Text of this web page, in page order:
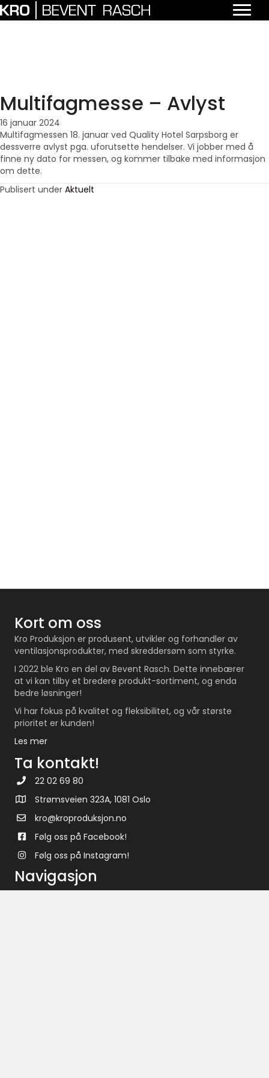
Multifagmesse – Avlyst
16 januar 2024
Multifagmessen 18. januar ved Quality Hotel Sarpsborg er
dessverre avlyst pga. uforutsette hendelser. Vi jobber med å
finne ny dato for messen, og kommer tilbake med informasjon
om dette.
Publisert under Aktuelt
Kort om oss
Kro Produksjon er produsent, utvikler og forhandler av
ventilasjonsprodukter, med skreddersøm som styrke.
I 2022 ble Kro en del av Bevent Rasch. Dette innebærer
at vi kan tilby et bredere produkt-sortiment, og enda
bedre løsninger!
Vi har fokus på kvalitet og fleksibilitet, og vår største
prioritet er kunden!
Les mer
Ta kontakt!
22 02 69 80
Strømsveien 323A, 1081 Oslo
kro@kroproduksjon.no
Følg oss på Facebook!
Følg oss på Instagram!
Navigasjon